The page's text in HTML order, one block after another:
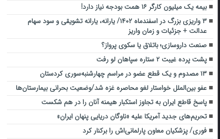
بیمه یک میلیون کارگر ۱۶ همت بودجه نیاز دارد!
۳ واریزی بزرگ در اسفندماه ۱۴۰۲/ یارانه، یارانه تشویقی و سود سهام
عدالت + جزئیات و زمان واریز
صنعت داروسازی؛ باتلاق یا سکوی پرواز؟
پشت پرده غیبت ۲ ستاره سپاهان لو رفت
۱۳ مصدوم و یک قطع عضو در مراسم چهارشنبه‌سوری کردستان
عفو بین‌الملل خواستار لغو محاصره غزه شد/وضعیت بحرانی بیمارستان‌ها
پاسخ قاطع ایران به تجاوز استکبار هیمنه آنان را در هم شکست
تحریم‌های جدید آمریکا علیه «ناوگان دریایی پنهان ایران»
فوری/ پزشکیان معاون پارلمانی‌اش را برکنار کرد